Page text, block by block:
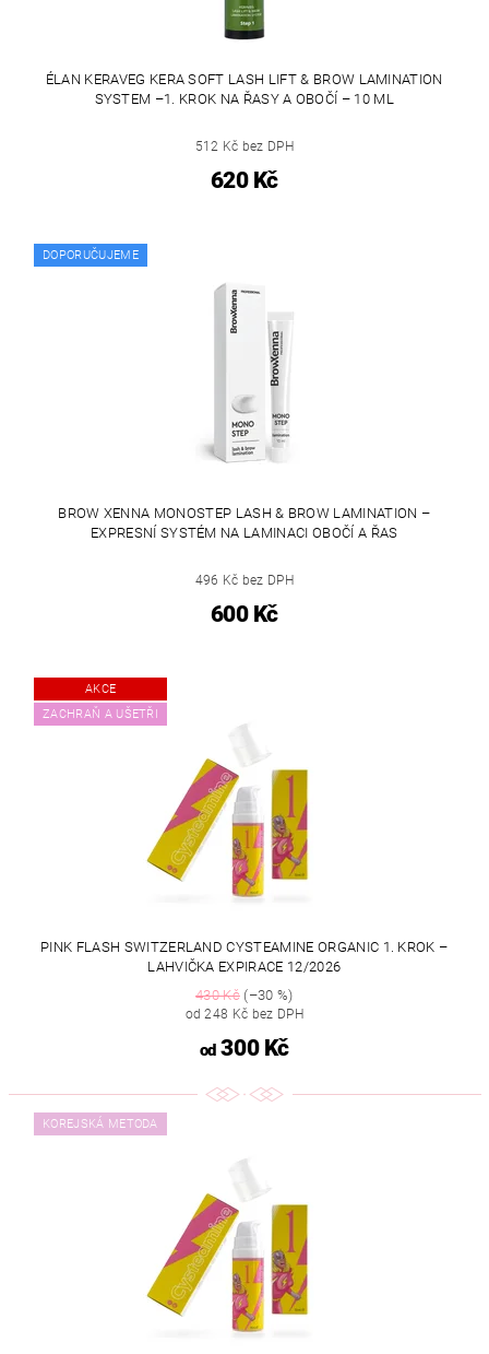
ÉLAN KERAVEG KERA SOFT LASH LIFT & BROW LAMINATION
SYSTEM –1. KROK NA ŘASY A OBOČÍ – 10 ML
512 Kč bez DPH
620 Kč
DOPORUČUJEME
BROW XENNA MONOSTEP LASH & BROW LAMINATION –
EXPRESNÍ SYSTÉM NA LAMINACI OBOČÍ A ŘAS
496 Kč bez DPH
600 Kč
AKCE
ZACHRAŇ A UŠETŘI
PINK FLASH SWITZERLAND CYSTEAMINE ORGANIC 1. KROK –
LAHVIČKA EXPIRACE 12/2026
430 Kč(–30 %)
od 248 Kč bez DPH
od300 Kč
KOREJSKÁ METODA